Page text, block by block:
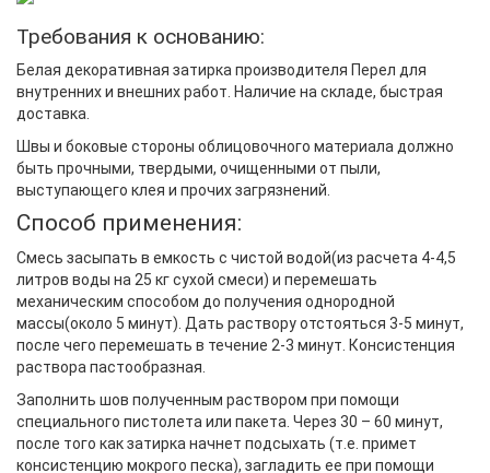
Требования к основанию:
Белая декоративная затирка производителя Перел для
внутренних и внешних работ. Наличие на складе, быстрая
доставка.
Швы и боковые стороны облицовочного материала должно
быть прочными, твердыми, очищенными от пыли,
выступающего клея и прочих загрязнений.
Способ применения:
Смесь засыпать в емкость с чистой водой(из расчета 4-4,5
литров воды на 25 кг сухой смеси) и перемешать
механическим способом до получения однородной
массы(около 5 минут). Дать раствору отстояться 3-5 минут,
после чего перемешать в течение 2-3 минут. Консистенция
раствора пастообразная.
Заполнить шов полученным раствором при помощи
специального пистолета или пакета. Через 30 – 60 минут,
после того как затирка начнет подсыхать (т.е. примет
консистенцию мокрого песка), загладить ее при помощи